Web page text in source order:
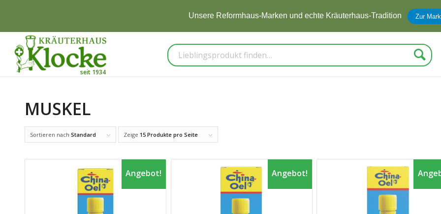
Unsere Reformhaus-Marken und echte Kräuterhaus-Tradition Zur
Suche
MUSKEL
Sortieren nach Standard Zeige 15 Produkte pro Seite
Angebot! Angebot!